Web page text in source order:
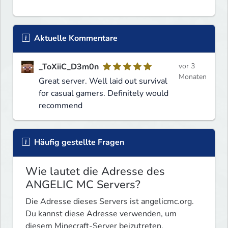
Aktuelle Kommentare
_ToXiiC_D3m0n
Great server. Well laid out survival
for casual gamers. Definitely would
recommend
vor 3
Monaten
Häufig gestellte Fragen
Wie lautet die Adresse des
ANGELIC MC Servers?
Die Adresse dieses Servers ist angelicmc.org.
Du kannst diese Adresse verwenden, um